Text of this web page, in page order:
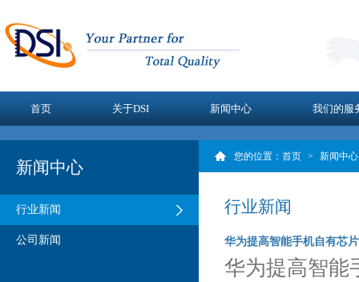
首页 关于DSI 新闻中心 我们的服
新闻中心
行业新闻
公司新闻
您的位置： 首页 > 新闻中心
行业新闻
华为提高智能手机自有芯
华为提高智能